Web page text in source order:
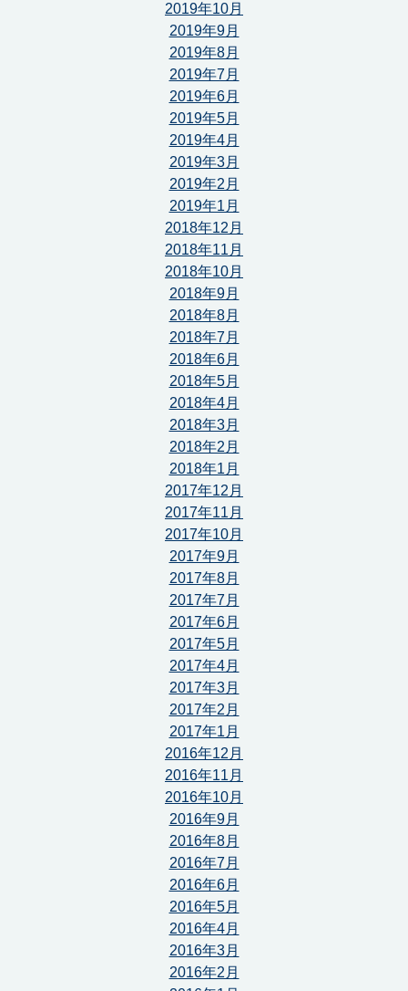
2019年10月
2019年9月
2019年8月
2019年7月
2019年6月
2019年5月
2019年4月
2019年3月
2019年2月
2019年1月
2018年12月
2018年11月
2018年10月
2018年9月
2018年8月
2018年7月
2018年6月
2018年5月
2018年4月
2018年3月
2018年2月
2018年1月
2017年12月
2017年11月
2017年10月
2017年9月
2017年8月
2017年7月
2017年6月
2017年5月
2017年4月
2017年3月
2017年2月
2017年1月
2016年12月
2016年11月
2016年10月
2016年9月
2016年8月
2016年7月
2016年6月
2016年5月
2016年4月
2016年3月
2016年2月